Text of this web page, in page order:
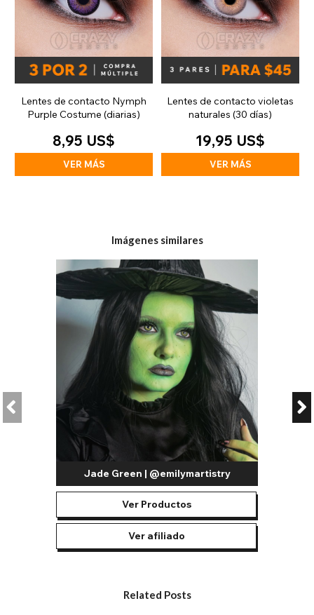
Lentes de contacto Nymph
Purple Costume (diarias)
8,95 US$
VER MÁS
Lentes de contacto violetas
naturales (30 días)
19,95 US$
VER MÁS
Imágenes similares
Jade Green | @emilymartistry
Ver Productos
Ver afiliado
Related Posts